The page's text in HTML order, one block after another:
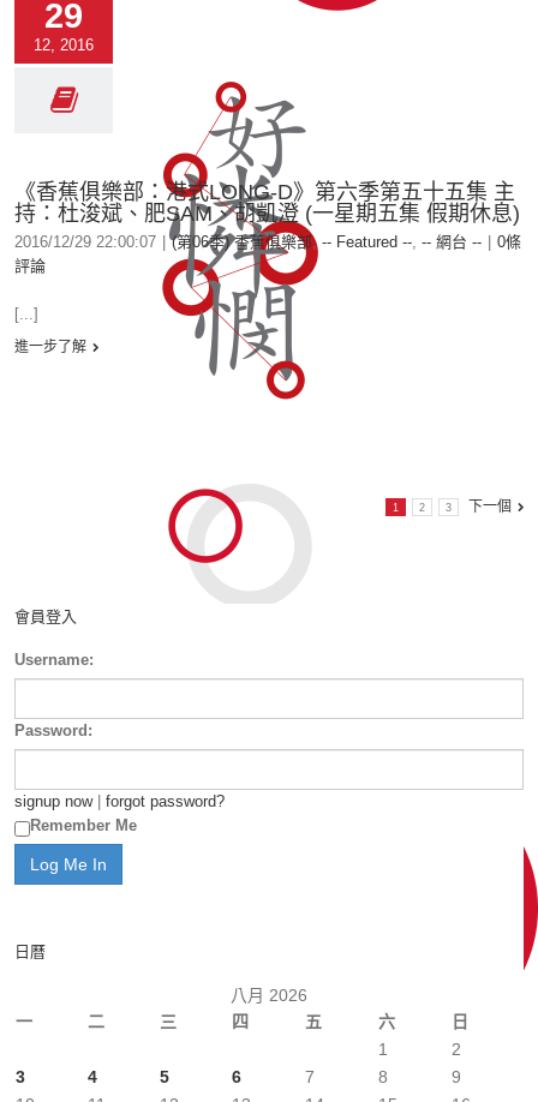
29
12, 2016
《香蕉俱樂部：港式LONG-D》第六季第五十五集 主
持：杜浚斌、肥SAM、胡凱澄 (一星期五集 假期休息)
2016/12/29 22:00:07 (第06季) 香蕉俱樂部, -- Featured --, -- 網台 --
0條
評論
[...]
進一步了解
1 2 3 下一個
會員登入
Username:
Password:
signup now| forgot password?
Remember Me
日曆
八月 2026
一
二 三 四 五 六 日
1
2
3
4 5 6 7 8
9